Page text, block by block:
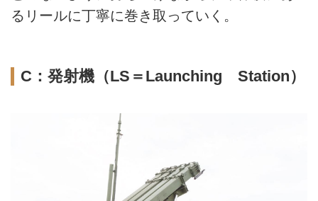
るリールに丁寧に巻き取っていく。
C：発射機（LS＝Launching Station）